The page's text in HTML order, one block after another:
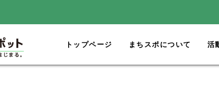
トップページ まちスポについて 活